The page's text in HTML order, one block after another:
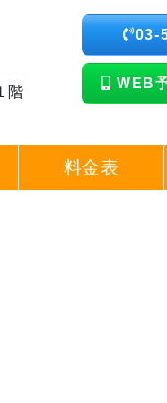
階
03-
WEB
料金表